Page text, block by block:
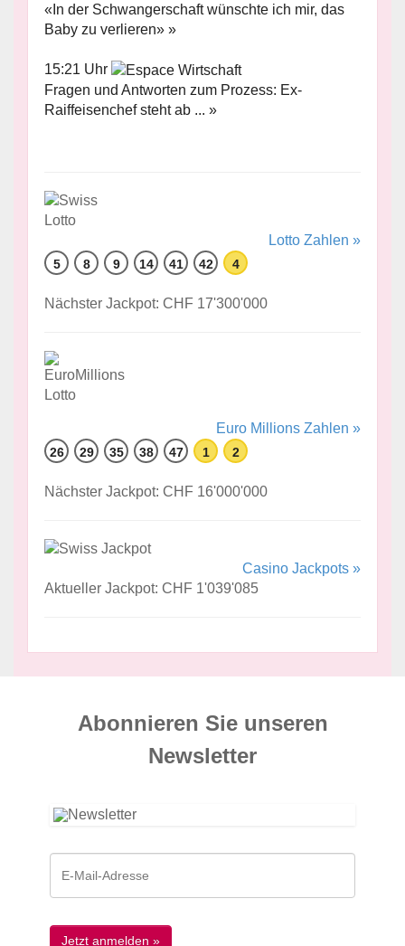
«In der Schwangerschaft wünschte ich mir, das
Baby zu verlieren» »
15:21 Uhr
Fragen und Antworten zum Prozess: Ex-
Raiffeisenchef steht ab ... »
Lotto Zahlen »
5 8 9 14 41 42 4
Nächster Jackpot: CHF 17'300'000
Euro Millions Zahlen »
26 29 35 38 47 1 2
Nächster Jackpot: CHF 16'000'000
Casino Jackpots »
Aktueller Jackpot: CHF 1'039'085
Abonnieren Sie unseren
News­letter